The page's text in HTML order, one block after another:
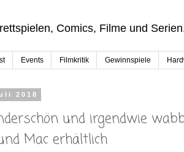
Comics, Filme und
Events Filmkritik Gewinnspiele
2018
und irgendwie
Mac erhältlich